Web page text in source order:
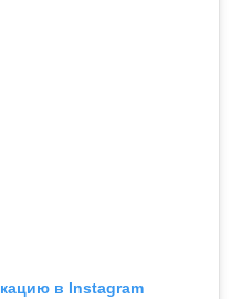
в Instagram